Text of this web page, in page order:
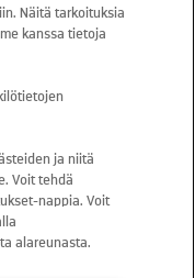
16
ellei
Näitä tarkoituksia
kanssa tietoja
ja niitä
Voit tehdä
nappia. Voit
alareunasta.